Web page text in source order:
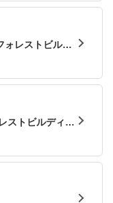
レストビルデ
ストビルディン